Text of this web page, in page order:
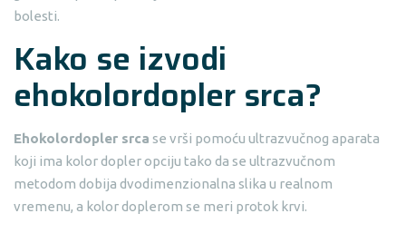
bolesti.
Kako se izvodi
ehokolordopler srca?
Ehokolordopler srca se vrši pomoću ultrazvučnog aparata
koji ima kolor dopler opciju tako da se ultrazvučnom
metodom dobija dvodimenzionalna slika u realnom
vremenu, a kolor doplerom se meri protok krvi.